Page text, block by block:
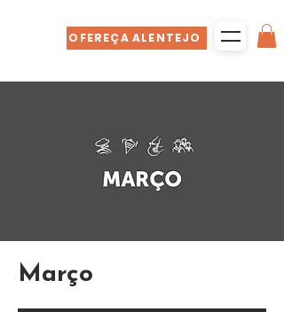
OFEREÇA ALENTEJO
Março